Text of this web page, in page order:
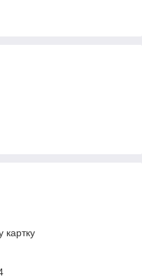
картку